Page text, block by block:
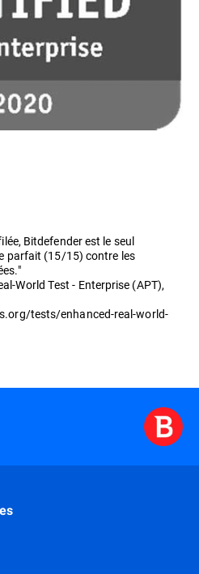
Bitdefender est le seul
parfait (15/15) contre les
World Test - Enterprise (APT),
tests/enhanced-real-world-